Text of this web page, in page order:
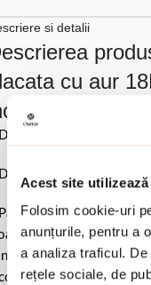
Acest site
Folosim cookie-uri
anunțurile, pentru a
a analiza traficul.
rețele sociale, de
si detalii
cu aur
Happy
interior 5.8 cm x
pietre 0.6 cm
bijuteria in
pentru a evita
cu apa si
sa o lustruiti cu